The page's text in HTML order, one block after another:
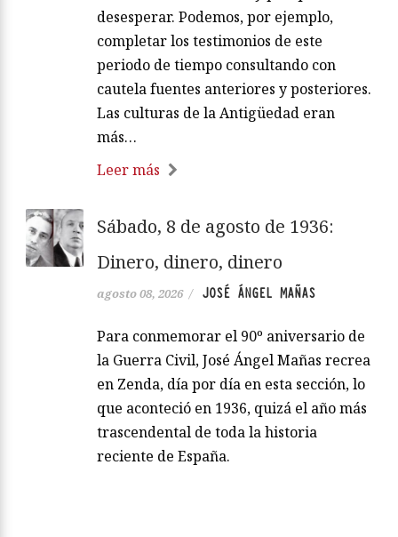
desesperar. Podemos, por ejemplo,
completar los testimonios de este
periodo de tiempo consultando con
cautela fuentes anteriores y posteriores.
Las culturas de la Antigüedad eran
más…
Leer más
Sábado, 8 de agosto de 1936:
Dinero, dinero, dinero
agosto 08, 2026 / JOSÉ ÁNGEL MAÑAS
Para conmemorar el 90º aniversario de
la Guerra Civil, José Ángel Mañas recrea
en Zenda, día por día en esta sección, lo
que aconteció en 1936, quizá el año más
trascendental de toda la historia
reciente de España.